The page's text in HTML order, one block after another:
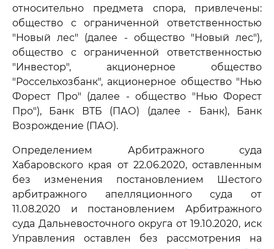
относительно предмета спора, привлечены:
общество с ограниченной ответственностью
"Новый лес" (далее - общество "Новый лес"),
общество с ограниченной ответственностью
"Инвестор", акционерное общество
"Россельхозбанк", акционерное общество "Нью
Форест Про" (далее - общество "Нью Форест
Про"), Банк ВТБ (ПАО) (далее - Банк), Банк
Возрождение (ПАО).
Определением Арбитражного суда
Хабаровского края от 22.06.2020, оставленным
без изменения постановлением Шестого
арбитражного апелляционного суда от
11.08.2020 и постановлением Арбитражного
суда Дальневосточного округа от 19.10.2020, иск
Управления оставлен без рассмотрения на